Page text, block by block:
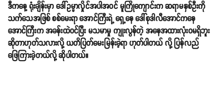
ဒီကနေ့ ရုံးချိန်းမှာ ဒေါ်ဥမ္မာလှိုင်အပါအဝင် မူကြိုကျောင်းက ဆရာမနှစ်ဦးကို
သက်သေအဖြစ် စစ်မေးရာ အောင်ကြီးရဲ့ ရှေ့နေ ဒေါ်စုဒါလီအောင်ကနေ
အောင်ကြီးက အခန်းထဲဝင်ပြီး မသမာမှု ကျုးလွန်တဲ့ အနေအထားလုံးဝမရှိဘူး
ဆိုတာဟုတ်သလားလို့ ယတိပြတ်မေးမြန်းခဲ့ရာ ဟုတ်ပါတယ် လို့ ပြန်လည်
ဖြေကြားခဲ့တယ်လို့ ဆိုပါတယ်။